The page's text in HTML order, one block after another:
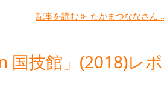
記事を読む たかまつななさん
国技館」(2018)レポ